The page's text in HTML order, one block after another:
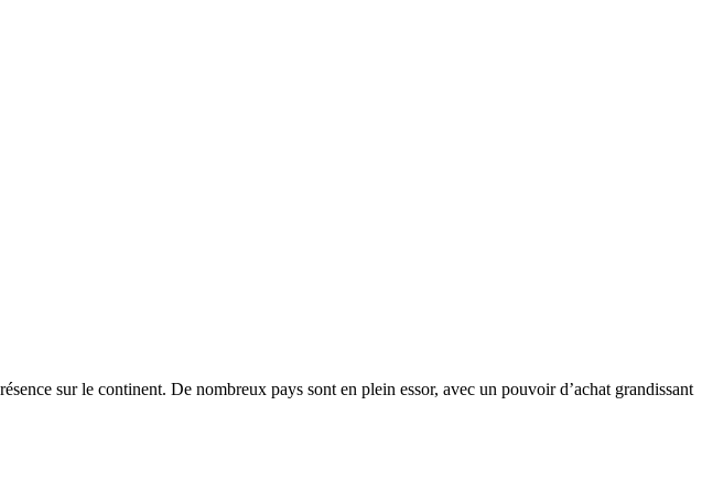
sur le continent. De nombreux pays sont en plein essor, avec un pouvoir d’achat grandissant